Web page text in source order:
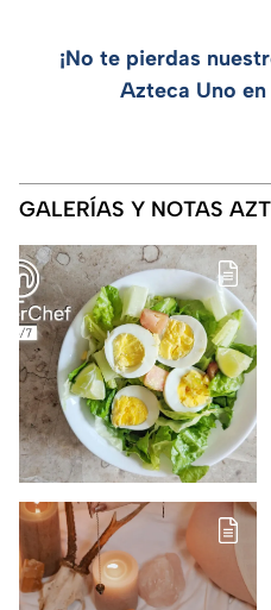
¡No te pierdas
Azteca Uno
GALERÍAS Y NOTAS